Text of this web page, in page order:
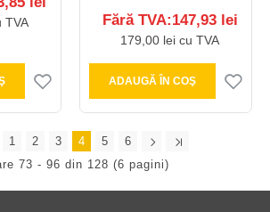
TVA
Fără TVA:147,93 lei
179,00 lei cu TVA
ADAUGĂ ÎN COŞ
1 2 3 4 5
6
73 - 96 din 128 (6 pagini)